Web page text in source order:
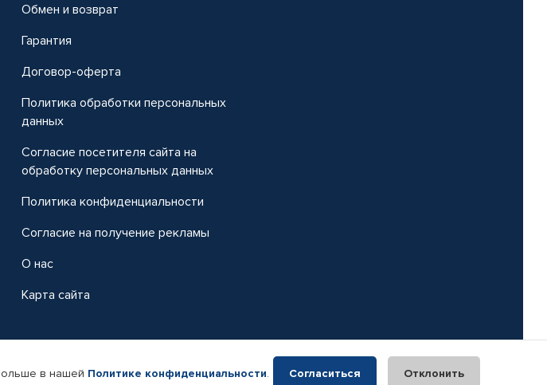
Обмен и возврат
Гарантия
Договор-оферта
Политика обработки персональных
данных
Согласие посетителя сайта на
обработку персональных данных
Политика конфиденциальности
Согласие на получение рекламы
О нас
Карта сайта
в нашей Политике конфиденциальности. Согласиться Отклонить